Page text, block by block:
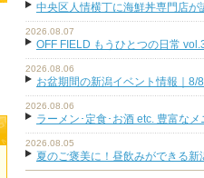
中央区人情横丁に海鮮丼専門店が
2026.08.07
OFF FIELD もうひとつの日常
2026.08.06
お盆期間の新潟イベント情報｜8/
2026.08.06
ラーメン･定食･お酒 etc. 豊富なメ
2026.08.05
夏のご褒美に！昼飲みができる新